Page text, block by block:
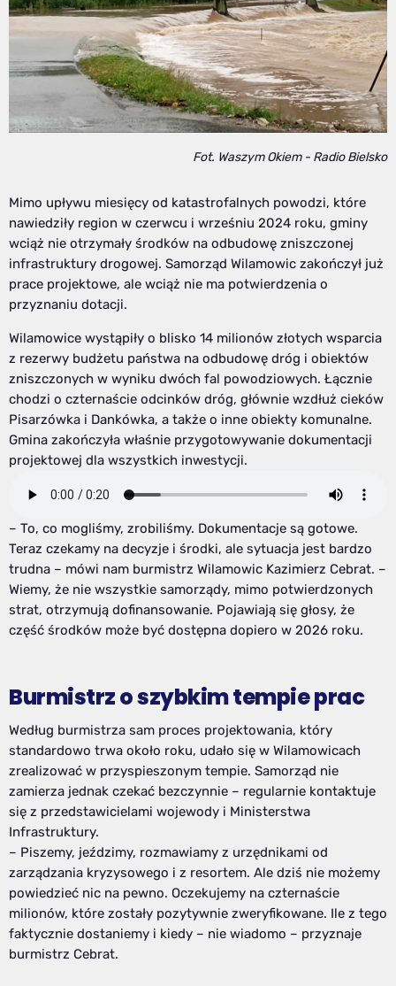
Fot. Waszym Okiem - Radio Bielsko
Mimo upływu miesięcy od katastrofalnych powodzi, które
nawiedziły region w czerwcu i wrześniu 2024 roku, gminy
wciąż nie otrzymały środków na odbudowę zniszczonej
infrastruktury drogowej. Samorząd Wilamowic zakończył już
prace projektowe, ale wciąż nie ma potwierdzenia o
przyznaniu dotacji.
Wilamowice wystąpiły o blisko 14 milionów złotych wsparcia
z rezerwy budżetu państwa na odbudowę dróg i obiektów
zniszczonych w wyniku dwóch fal powodziowych. Łącznie
chodzi o czternaście odcinków dróg, głównie wzdłuż cieków
Pisarzówka i Dankówka, a także o inne obiekty komunalne.
Gmina zakończyła właśnie przygotowywanie dokumentacji
projektowej dla wszystkich inwestycji.
– To, co mogliśmy, zrobiliśmy. Dokumentacje są gotowe.
Teraz czekamy na decyzje i środki, ale sytuacja jest bardzo
trudna – mówi nam burmistrz Wilamowic Kazimierz Cebrat. –
Wiemy, że nie wszystkie samorządy, mimo potwierdzonych
strat, otrzymują dofinansowanie. Pojawiają się głosy, że
część środków może być dostępna dopiero w 2026 roku.
Burmistrz o szybkim tempie prac
Według burmistrza sam proces projektowania, który
standardowo trwa około roku, udało się w Wilamowicach
zrealizować w przyspieszonym tempie. Samorząd nie
zamierza jednak czekać bezczynnie – regularnie kontaktuje
się z przedstawicielami wojewody i Ministerstwa
Infrastruktury.
– Piszemy, jeździmy, rozmawiamy z urzędnikami od
zarządzania kryzysowego i z resortem. Ale dziś nie możemy
powiedzieć nic na pewno. Oczekujemy na czternaście
milionów, które zostały pozytywnie zweryfikowane. Ile z tego
faktycznie dostaniemy i kiedy – nie wiadomo – przyznaje
burmistrz Cebrat.